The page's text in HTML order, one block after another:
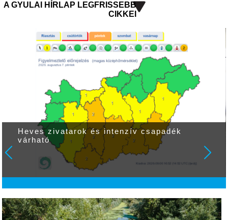
A GYULAI HÍRLAP LEGFRISSEBB
CIKKEI
Heves zivatarok és intenzív csapadék
várható